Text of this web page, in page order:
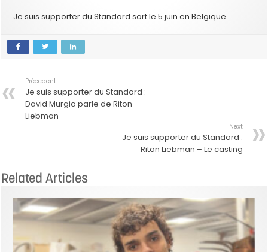
Je suis supporter du Standard sort le 5 juin en Belgique.
Précedent
Je suis supporter du Standard :
David Murgia parle de Riton
Liebman
Next
Je suis supporter du Standard :
Riton Liebman – Le casting
Related Articles